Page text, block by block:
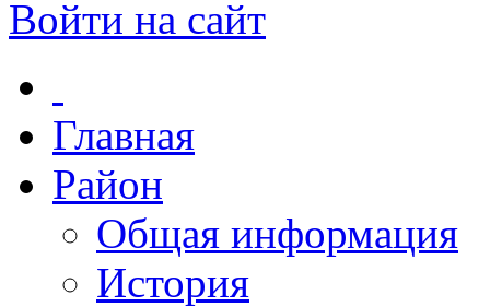
Войти на сайт
Главная
Район
Общая информация
История